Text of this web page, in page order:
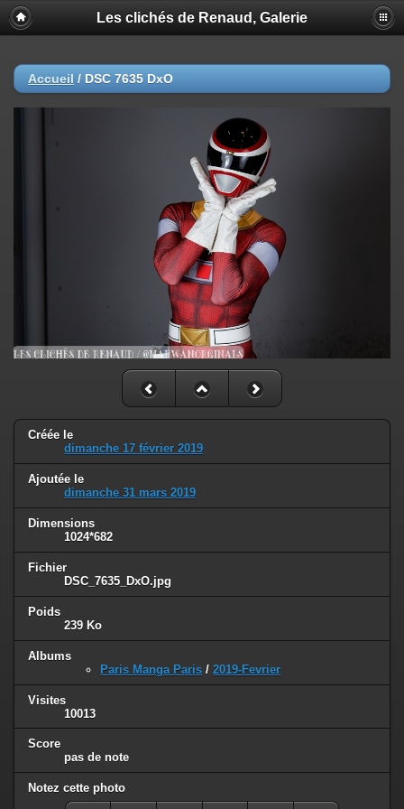
Les clichés de Renaud, Galerie
Accueil / DSC 7635 DxO
Créée le
dimanche 17 février 2019
Ajoutée le
dimanche 31 mars 2019
Dimensions
1024*682
Fichier
DSC_7635_DxO.jpg
Poids
239 Ko
Albums
Paris Manga Paris / 2019-Fevrier
Visites
10013
Score
pas de note
Notez cette photo